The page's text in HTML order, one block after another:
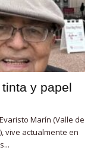
y papel
Marín (Valle de
vive actualmente en